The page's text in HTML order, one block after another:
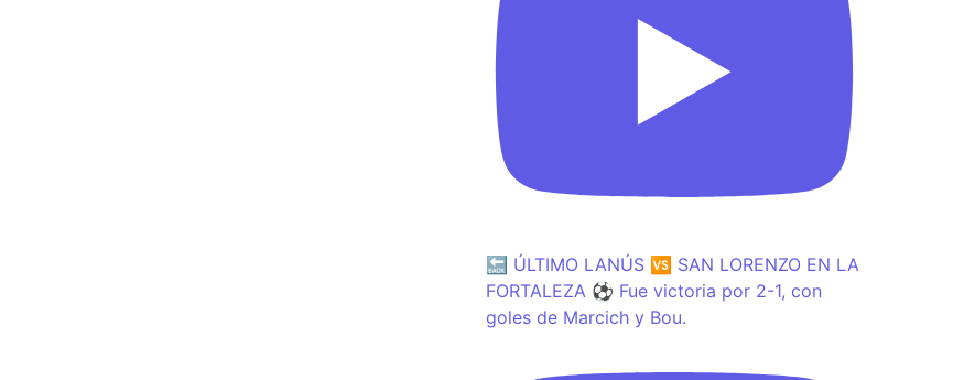
🔙 ÚLTIMO LANÚS 🆚 SAN LORENZO EN LA
FORTALEZA ⚽️ Fue victoria por 2-1, con
goles de Marcich y Bou.